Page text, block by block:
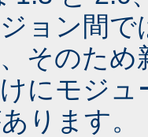
ョン間
そのため
にモジュ
ります。